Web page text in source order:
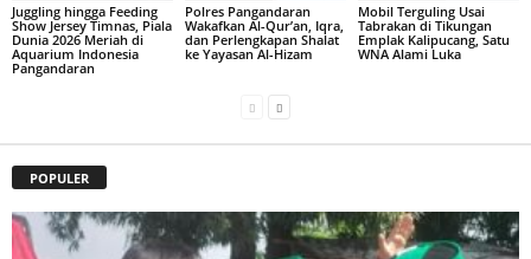
Juggling hingga Feeding
Show Jersey Timnas, Piala
Dunia 2026 Meriah di
Aquarium Indonesia
Pangandaran
Polres Pangandaran
Wakafkan Al-Qur’an, Iqra,
dan Perlengkapan Shalat
ke Yayasan Al-Hizam
Mobil Terguling Usai
Tabrakan di Tikungan
Emplak Kalipucang, Satu
WNA Alami Luka
POPULER